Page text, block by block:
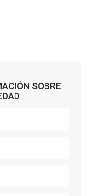
SOBRE